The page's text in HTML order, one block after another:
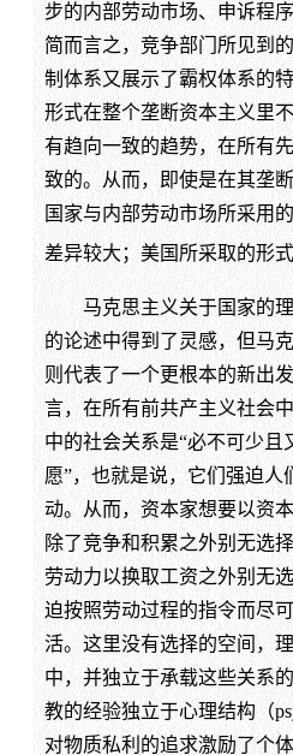
步的内部劳动市场、申诉程
简而言之，竞争部门所见到
制体系又展示了霸权体系的
形式在整个垄断资本主义里
有趋向一致的趋势，在所有
致的。从而，即使是在其垄
国家与内部劳动市场所采用
差异较大；美国所采取的形
马克思主义关于国家的理
的论述中得到了灵感，但马
则代表了一个更根本的新出
言，在所有前共产主义社会
中的社会关系是“必不可少且
愿”，也就是说，它们强迫人
动。从而，资本家想要以资
除了竞争和积累之外别无选
劳动力以换取工资之外别无
迫按照劳动过程的指令而尽
活。这里没有选择的空间，
中，并独立于承载这些关系
教的经验独立于心理结构（
对物质私利的追求激励了个